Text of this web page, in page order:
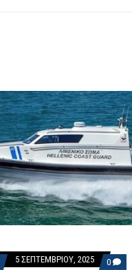
5 ΣΕΠΤΕΜΒΡΊΟΥ, 2025 0